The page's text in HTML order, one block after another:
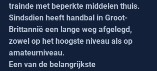
trainde met beperkte middelen thuis.
Sindsdien heeft handbal in Groot-
Brittannië een lange weg afgelegd,
zowel op het hoogste niveau als op
amateurniveau.
Een van de belangrijkste